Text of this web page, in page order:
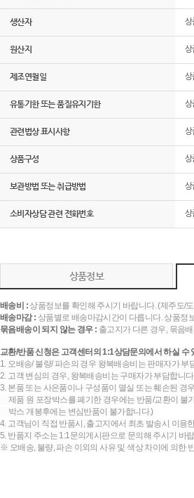
생산자 상
원산지 상
제조연월일 상
유통기한 또는 품질유지기한 상
관련법상 표시사항 상
상품구성 상
보관방법 또는 취급방법 상
소비자상담 관련 전화번호 상
상품정보
배송비 :상품정보를 확인해 주시기 바랍니다. (제주도/
배송마감 : 상품별로 배송마감시간이 다릅니다. 상품정
묶음배송이 되지 않는 경우 : 출고지가 다른 경우, 묶음
교환/반품 신청은 고객센터의 1:1상담문의에서 하실 수
1. 오배송/ 불량/ 파손의 경우 왕복배송비는 판매자가 부
2. 고객 변심의 경우, 왕복배송비는 구매자가 부담합니다
3. 본품 또는 사은품이나 구성품이 멸실 또는 훼손된 경
제품 원 포장박스를 폐기한 경우에는 반품/교환이 불
박스 개봉후에는 변심반품이 불가합니다.)
4. 고객님이 직접 반품시, 출고지에서 최초 발송시 이용
5. 반품지 주소는 1:1문의게시판으로 문의해 주시기 바
※ 오배송, 불량, 파손 이외의 사유 및 색상 차이에 의한